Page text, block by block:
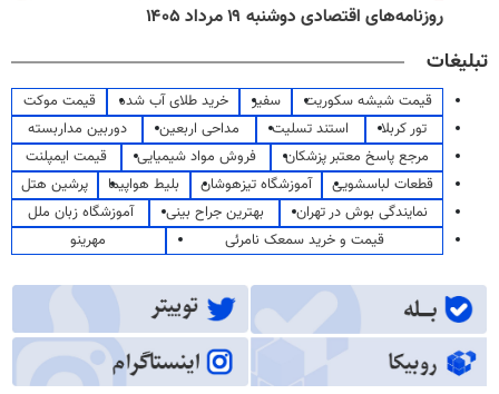
روزنامه‌های اقتصادی دوشنبه ۱۹ مرداد ۱۴۰۵
تبلیغات
قیمت شیشه سکوریت سفیر خرید طلای آب شده
قیمت موکت
تور کربلا
استند تسلیت مداحی اربعین
دوربین مداربسته
مرجع پاسخ معتبر پزشکان
فروش مواد شیمیایی
قیمت ایمپلنت
قطعات لباسشویی
آموزشگاه تیزهوشان بلیط هواپیما
پرشین هتل
نمایندگی بوش در تهران
بهترین جراح بینی
آموزشگاه زبان ملل
قیمت و خرید سمعک نامرئی
مهرینو